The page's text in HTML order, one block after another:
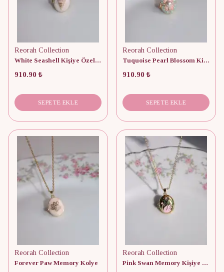
Reorah Collection
White Seashell Kişiye Özel Fotoğraflı Kapaklı Kolye
910.90 ₺
SEPETE EKLE
Reorah Collection
Tuquoise Pearl Blossom Kişiye Özel Fotoğraflı Kapaklı Kolye
910.90 ₺
SEPETE EKLE
Reorah Collection
Forever Paw Memory Kolye
Reorah Collection
Pink Swan Memory Kişiye Özel Fotoğraflı Kapaklı Kolye